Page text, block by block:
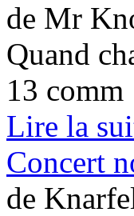
de Mr
Quand
13 comm
Lire la
Concert
de